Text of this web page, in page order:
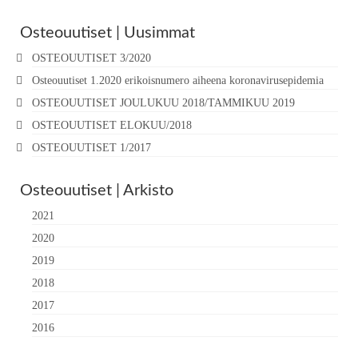
Osteouutiset | Uusimmat
OSTEOUUTISET 3/2020
Osteouutiset 1.2020 erikoisnumero aiheena koronavirusepidemia
OSTEOUUTISET JOULUKUU 2018/TAMMIKUU 2019
OSTEOUUTISET ELOKUU/2018
OSTEOUUTISET 1/2017
Osteouutiset | Arkisto
2021
2020
2019
2018
2017
2016